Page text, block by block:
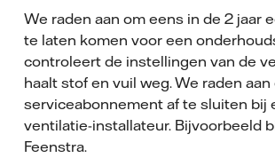
We raden aan om eens in de 2 jaar
te laten komen voor een
controleert de instellingen van de
haalt stof en vuil weg. We raden aan
serviceabonnement af te sluiten bij
ventilatie-installateur. Bijvoorbeeld
Feenstra.